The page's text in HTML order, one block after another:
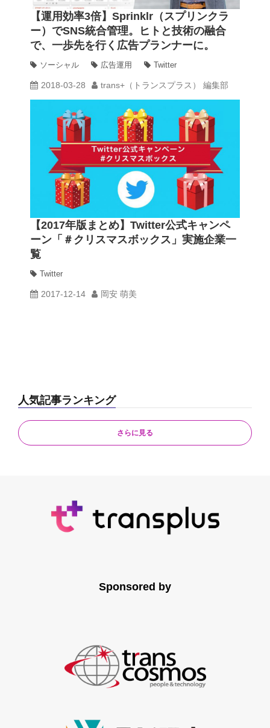
【運用効率3倍】Sprinklr（スプリンクラ
ー）でSNS統合管理。ヒトと技術の融合
で、一歩先を行く広告プランナーに。
ソーシャル 広告運用 Twitter
2018-03-28 trans+（トランスプラス） 編集部
【2017年版まとめ】Twitter公式キャンペ
ーン「＃クリスマスボックス」実施企業一
覧
Twitter
2017-12-14 岡安 萌美
人気記事ランキング
さらに見る
Sponsored by